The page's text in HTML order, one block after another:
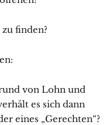
finden?
von Lohn und
es sich dann
eines „Gerechten“?